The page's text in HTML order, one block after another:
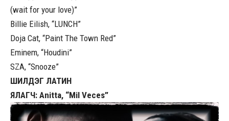
(wait for your love)”
Billie Eilish, “LUNCH”
Doja Cat, “Paint The Town Red”
Eminem, “Houdini”
SZA, “Snooze”
ШИЛДЭГ ЛАТИН
ЯЛАГЧ: Anitta, “Mil Veces”